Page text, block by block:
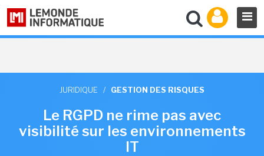
JURIDIQUE / GESTION DES RISQUES
Le RGPD ne rime pas avec
visibilité sur les environnements
IT